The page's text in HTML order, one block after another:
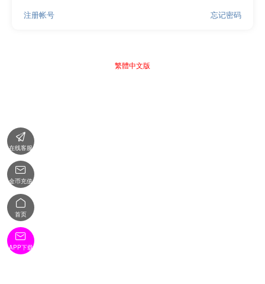
忘记密码
注册帐号
繁體中文版

在线客服

金币充值

首页

APP下载